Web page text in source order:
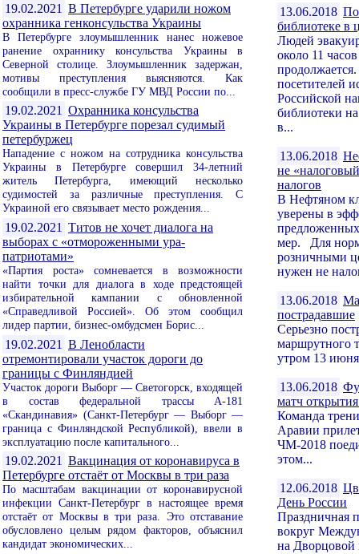
19.02.2021 В Петербурге ударили ножом
охранника генконсульства Украины
В Петербурге злоумышленник нанес ножевое
ранение охраннику консульства Украины в
Северной столице. Злоумышленник задержан,
мотивы преступления выясняются. Как
сообщили в пресс-службе ГУ МВД России по...
19.02.2021 Охранника консульства
Украины в Петербурге порезал судимый
петербуржец
Нападение с ножом на сотрудника консульства
Украины в Петербурге совершил 34-летний
житель Петербурга, имеющий несколько
судимостей за различные преступления. С
Украиной его связывает место рождения...
19.02.2021 Титов не хочет диалога на
выборах с «отмороженными ура-
патриотами»
«Партия роста» сомневается в возможности
найти точки для диалога в ходе предстоящей
избирательной кампании с обновленной
«Справедливой Россией». Об этом сообщил
лидер партии, бизнес-омбудсмен Борис...
19.02.2021 В Ленобласти
отремонтировали участок дороги до
границы с Финляндией
Участок дороги Выборг — Светогорск, входящей
в состав федеральной трассы А-181
«Скандинавия» (Санкт-Петербург — Выборг —
граница с Финляндской Республикой), ввели в
эксплуатацию после капитального...
19.02.2021 Вакцинация от коронавируса в
Петербурге отстаёт от Москвы в три раза
По масштабам вакцинации от коронавирусной
инфекции Санкт-Петербург в настоящее время
отстаёт от Москвы в три раза. Это отставание
обусловлено целым рядом факторов, объяснил
кандидат экономических...
13.06.2018
библиотеке в
Людей
около 11
посетителей
Российской
библиотеки
в...
13.06.2018
не
налогов
В Нефтяном
уверены в
мер. Для
розничными
нужен не
13.06.2018
пострадавшие
Серьезно
маршрутного
утром 13
13.06.2018
матч
Команда
Аравии
ЧМ-2018
этом...
12.06.2018
День России
Праздничная
вокруг
на